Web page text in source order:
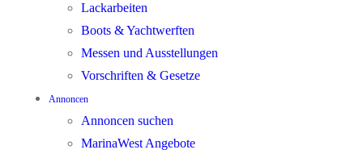
Lackarbeiten
Boots & Yachtwerften
Messen und Ausstellungen
Vorschriften & Gesetze
Annoncen
Annoncen suchen
MarinaWest Angebote